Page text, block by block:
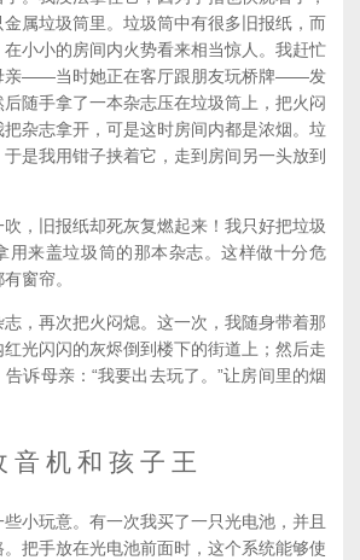
属垃圾筒里。垃圾筒中有很多旧报纸，而
在小小的房间内火势看来相当惊人。我赶忙
亲——当时她正在客厅跟朋友玩桥牌——发
随手拿了一本杂志压在垃圾筒上，把火闷
杂志拿开，可是这时房间内都是浓烟。垃
是我用钳子挟着它，走到房间另一头放到
，旧报纸却死灰复燃起来！我只好把垃圾
用来盖垃圾筒的那本杂志。这样做十分危
窗帘。
，再次把火闷熄。这一次，我随身带着那
光闪闪的灰烬倒到楼下的街道上；然后走
诉母亲：“我要出去玩了。”让房间里的烟
音 机 和 孩 子 王
小玩意。有一次我买了一只光电池，并且
把手放在光电池前面时，这个系统能够使